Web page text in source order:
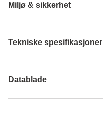
Miljø & sikkerhet
Tekniske spesifikasjoner
Datablade